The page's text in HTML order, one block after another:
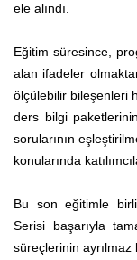
ele alındı.
Eğitim süresince,
alan ifadeler
ölçülebilir bileşenleri
ders bilgi
sorularının
konularında
Bu son eğitimle
Serisi başarıyla
süreçlerinin ayrılmaz